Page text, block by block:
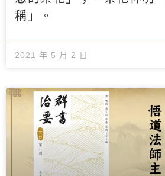
稱」。
2021 年 5 月 2 日